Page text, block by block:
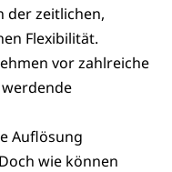
der zeitlichen,
Flexibilität.
vor zahlreiche
Auflösung
wie können